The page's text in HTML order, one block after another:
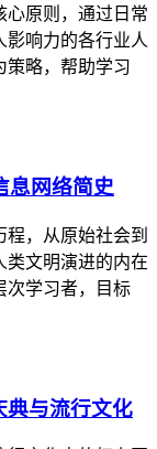
心原则，通过日常
影响力的各行业人
策略，帮助学习
息网络简史
，从原始社会到
类文明演进的内在
次学习者，目标
典与流行文化